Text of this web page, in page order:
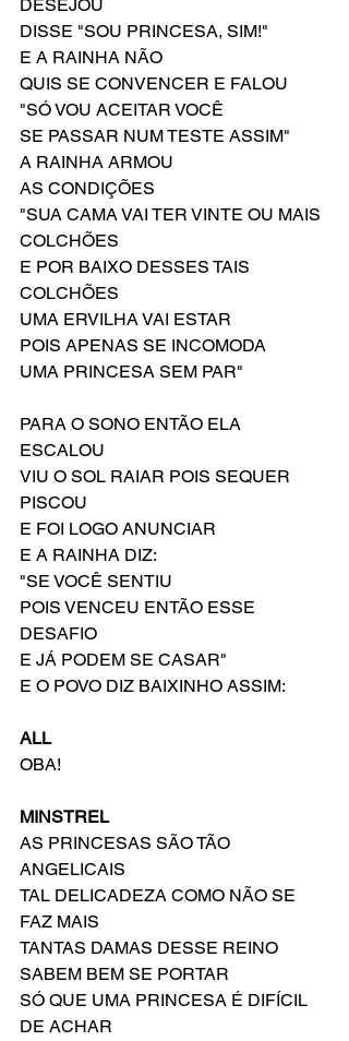
DESEJOU
DISSE "SOU PRINCESA, SIM!"
E A RAINHA NÃO
QUIS SE CONVENCER E FALOU
"SÓ VOU ACEITAR VOCÊ
SE PASSAR NUM TESTE ASSIM"
A RAINHA ARMOU
AS CONDIÇÕES
"SUA CAMA VAI TER VINTE OU MAIS
COLCHÕES
E POR BAIXO DESSES TAIS
COLCHÕES
UMA ERVILHA VAI ESTAR
POIS APENAS SE INCOMODA
UMA PRINCESA SEM PAR"
PARA O SONO ENTÃO ELA
ESCALOU
VIU O SOL RAIAR POIS SEQUER
PISCOU
E FOI LOGO ANUNCIAR
E A RAINHA DIZ:
"SE VOCÊ SENTIU
POIS VENCEU ENTÃO ESSE
DESAFIO
E JÁ PODEM SE CASAR"
E O POVO DIZ BAIXINHO ASSIM:
ALL
OBA!
MINSTREL
AS PRINCESAS SÃO TÃO
ANGELICAIS
TAL DELICADEZA COMO NÃO SE
FAZ MAIS
TANTAS DAMAS DESSE REINO
SABEM BEM SE PORTAR
SÓ QUE UMA PRINCESA É DIFÍCIL
DE ACHAR